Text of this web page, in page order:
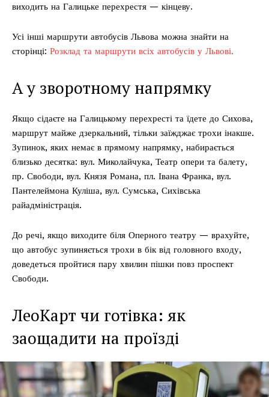
виходить на Галицьке перехрестя — кінцеву.
Усі інші маршрути автобусів Львова можна знайти на
сторінці: Розклад та маршрути всіх автобусів у Львові.
А у зворотному напрямку
Якщо сідаєте на Галицькому перехресті та їдете до Сихова,
маршрут майже дзеркальний, тільки заїжджає трохи інакше.
Зупинок, яких немає в прямому напрямку, набирається
близько десятка: вул. Миколайчука, Театр опери та балету,
пр. Свободи, вул. Князя Романа, пл. Івана Франка, вул.
Пантелеймона Куліша, вул. Сумська, Сихівська
райадміністрація.
До речі, якщо виходите біля Оперного театру — врахуйте,
що автобус зупиняється трохи в бік від головного входу,
доведеться пройтися пару хвилин пішки повз проспект
Свободи.
ЛеоКарт чи готівка: як
заощадити на проїзді